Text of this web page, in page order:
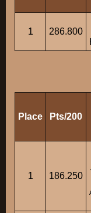
1 286.800
Place Pts/200
1 186.250